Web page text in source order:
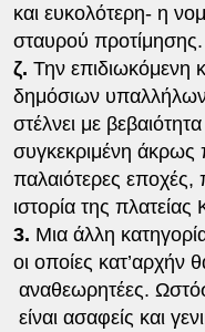
και ευκολότερη- η
σταυρού προτίμησης.
ζ. Την επιδιωκόμενη
δημόσιων
στέλνει με
συγκεκριμένη άκρως
παλαιότερες εποχές,
ιστορία της
3. Μια άλλη
οι οποίες
αναθεωρητέες.
είναι ασαφείς και